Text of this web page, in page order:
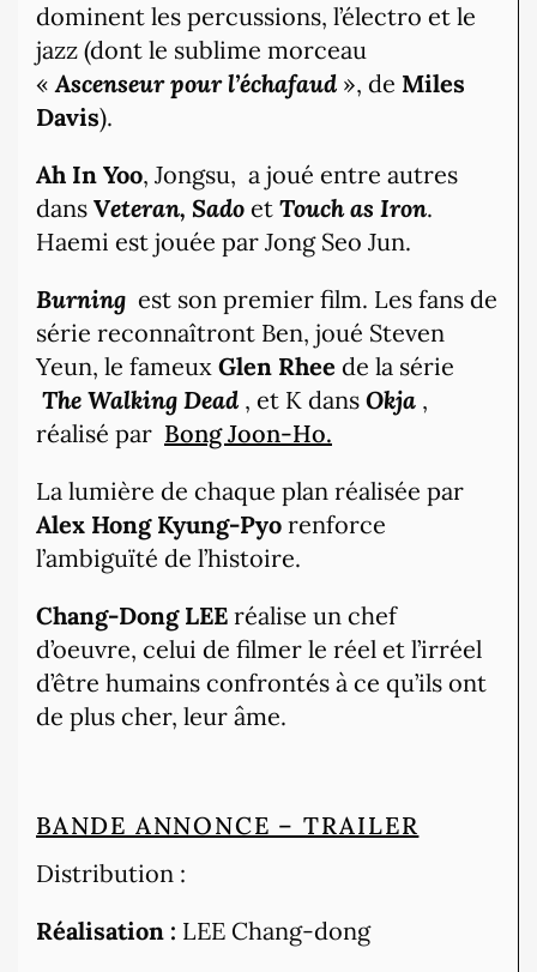
dominent les percussions, l’électro et le
jazz (dont le sublime morceau
« Ascenseur pour l’échafaud », de Miles
Davis).
Ah In Yoo, Jongsu, a joué entre autres
dans Veteran, Sado et Touch as Iron.
Haemi est jouée par Jong Seo Jun.
Burning est son premier film. Les fans de
série reconnaîtront Ben, joué Steven
Yeun, le fameux Glen Rhee de la série
The Walking Dead , et K dans Okja ,
réalisé par Bong Joon-Ho.
La lumière de chaque plan réalisée par
Alex Hong Kyung-Pyo renforce
l’ambiguïté de l’histoire.
Chang-Dong LEE réalise un chef
d’oeuvre, celui de filmer le réel et l’irréel
d’être humains confrontés à ce qu’ils ont
de plus cher, leur âme.
BANDE ANNONCE – TRAILER
Distribution :
Réalisation : LEE Chang-dong